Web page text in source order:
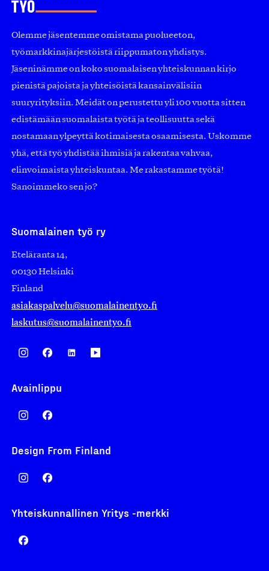
Olemme jäsentemme omistama puolueeton,
työmarkkinajärjestöistä riippumaton yhdistys.
Jäseninämme on koko suomalaisen yhteiskunnan kirjo
pienistä pajoista ja yhteisöistä kansainvälisiin
suuryrityksiin. Meidät on perustettu yli 100 vuotta sitten
edistämään suomalaista työtä ja teollisuutta sekä
nostamaan ylpeyttä kotimaisesta osaamisesta. Uskomme
yhä, että työ yhdistää ihmisiä ja rakentaa vahvaa,
elinvoimaista yhteiskuntaa. Me rakastamme työtä!
Sanoimmeko sen jo?
Suomalainen työ ry
Eteläranta 14,
00130 Helsinki
Finland
asiakaspalvelu@suomalainentyo.fi
laskutus@suomalainentyo.fi
Avainlippu
Design From Finland
Yhteiskunnallinen Yritys -merkki